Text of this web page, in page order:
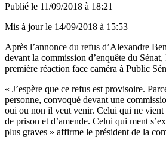
Publié le 11/09/2018 à 18:21
Mis à jour le 14/09/2018 à 15:53
Après l’annonce du refus d’Alexandre
devant la commission d’enquête du
première réaction face caméra à Public
« J’espère que ce refus est provisoire.
personne, convoqué devant une
oui ou non il veut venir. Celui qui ne vient
de prison et d’amende. Celui qui ment
plus graves » affirme le président de la